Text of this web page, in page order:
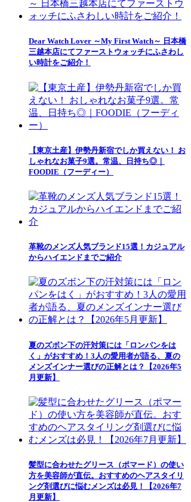
Dear Watch Lover ～My First Watch～ 日本橋
三越本店にてファーストウォッチにふさわし
い時計をご紹介！
【東京土産】伊勢丹新宿でしか買えない！ お
しゃれなお菓子9選。常温、日持ち◎｜
FOODIE（フーディー）
革靴のメンズ人気ブランド15選！カジュアル
からハイエンドまでご紹介
夏のズボン下の汗対策には「ロンパンをは
く」がおすすめ！3人の愛用者が語る、夏の
メンズインナー選びの正解とは？【2026年5
月更新】
髪型に合わせたグリース（ポマード）の使い
方を美容師が直伝。おすすめのヘアスタイリ
ング剤選びに悩むメンズは必見！【2026年7
月更新】